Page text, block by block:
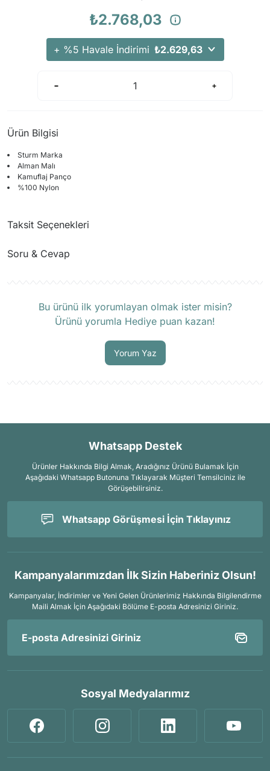
₺2.768,03
+ %5 Havale İndirimi ₺2.629,63
Ürün Bilgisi
Sturm Marka
Alman Malı
Kamuflaj Panço
%100 Nylon
Taksit Seçenekleri
Soru & Cevap
Bu ürünü ilk yorumlayan olmak ister misin?
Ürünü yorumla Hediye puan kazan!
Yorum Yaz
Whatsapp Destek
Ürünler Hakkında Bilgi Almak, Aradığınız Ürünü Bulamak İçin
Aşağıdaki Whatsapp Butonuna Tıklayarak Müşteri Temsilciniz ile
Görüşebilirsiniz.
Whatsapp Görüşmesi İçin Tıklayınız
Kampanyalarımızdan İlk Sizin Haberiniz Olsun!
Kampanyalar, İndirimler ve Yeni Gelen Ürünlerimiz Hakkında Bilgilendirme
Maili Almak İçin Aşağıdaki Bölüme E-posta Adresinizi Giriniz.
Sosyal Medyalarımız